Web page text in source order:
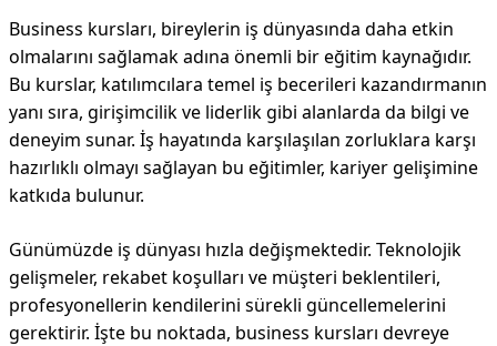
Business kursları, bireylerin iş dünyasında daha etkin
olmalarını sağlamak adına önemli bir eğitim kaynağıdır.
Bu kurslar, katılımcılara temel iş becerileri kazandırmanın
yanı sıra, girişimcilik ve liderlik gibi alanlarda da bilgi ve
deneyim sunar. İş hayatında karşılaşılan zorluklara karşı
hazırlıklı olmayı sağlayan bu eğitimler, kariyer gelişimine
katkıda bulunur.
Günümüzde iş dünyası hızla değişmektedir. Teknolojik
gelişmeler, rekabet koşulları ve müşteri beklentileri,
profesyonellerin kendilerini sürekli güncellemelerini
gerektirir. İşte bu noktada, business kursları devreye